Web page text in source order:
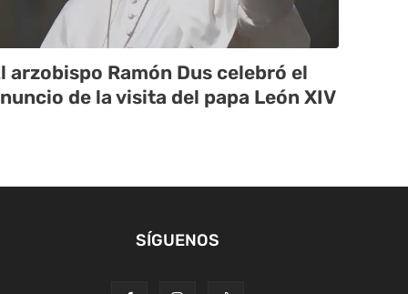
arzobispo Ramón Dus celebró el
de la visita del papa León XIV
SÍGUENOS